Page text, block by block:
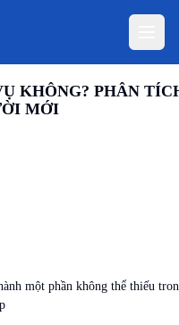
KHÔNG? PHÂN
MỚI
một phần không thể thiếu